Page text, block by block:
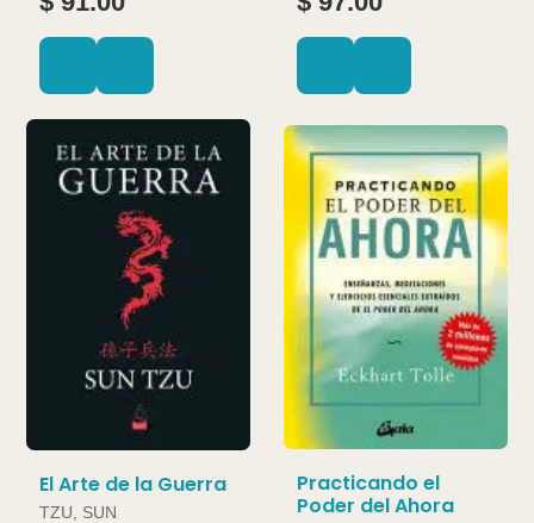
El Arte de la Guerra
TZU, SUN
Practicando el
Poder del Ahora